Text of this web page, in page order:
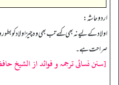
اردو حاشہ:
اولاد کے لیے نہ بھی کہے تب بھی وہ چیز اولاد کو
صراحت ہے۔
[سنن نسائی ترجمہ و فوائد از الشیخ